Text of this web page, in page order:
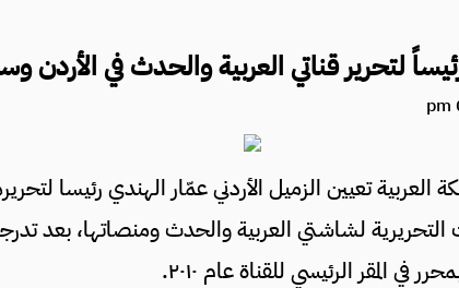
لتحرير قناتي العربية والحدث في الأردن
العربية تعيين الزميل الأردني عمّار الهندي رئيسا
لشاشتي العربية والحدث ومنصاتها، بعد